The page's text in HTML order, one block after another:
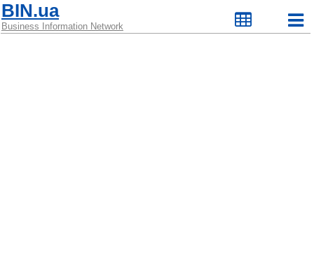
BIN.ua
Business Information Network